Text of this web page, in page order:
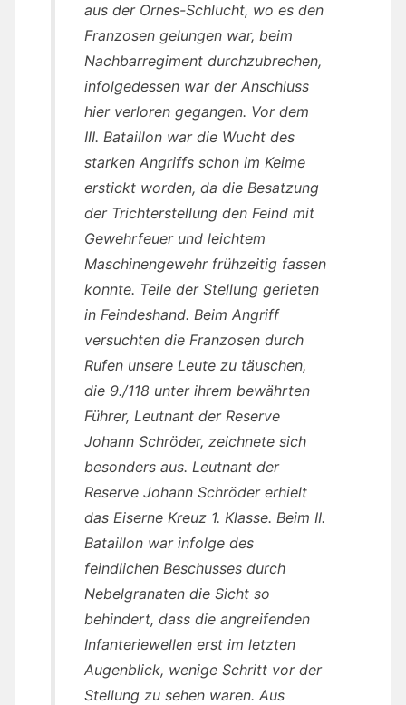
aus der Ornes-Schlucht, wo es den
Franzosen gelungen war, beim
Nachbarregiment durchzubrechen,
infolgedessen war der Anschluss
hier verloren gegangen. Vor dem
III. Bataillon war die Wucht des
starken Angriffs schon im Keime
erstickt worden, da die Besatzung
der Trichterstellung den Feind mit
Gewehrfeuer und leichtem
Maschinengewehr frühzeitig fassen
konnte. Teile der Stellung gerieten
in Feindeshand. Beim Angriff
versuchten die Franzosen durch
Rufen unsere Leute zu täuschen,
die 9./118 unter ihrem bewährten
Führer, Leutnant der Reserve
Johann Schröder, zeichnete sich
besonders aus. Leutnant der
Reserve Johann Schröder erhielt
das Eiserne Kreuz 1. Klasse. Beim II.
Bataillon war infolge des
feindlichen Beschusses durch
Nebelgranaten die Sicht so
behindert, dass die angreifenden
Infanteriewellen erst im letzten
Augenblick, wenige Schritt vor der
Stellung zu sehen waren. Aus